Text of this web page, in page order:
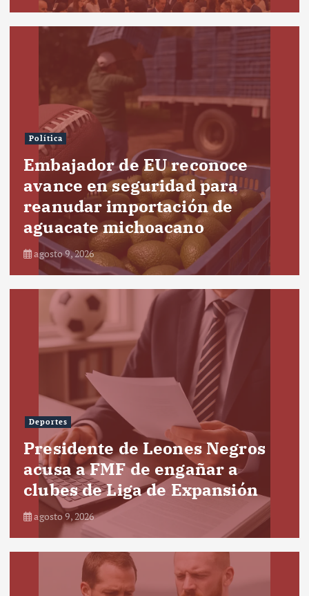
Política
Embajador de EU reconoce
avance en seguridad para
reanudar importación de
aguacate michoacano
agosto 9, 2026
Deportes
Presidente de Leones Negros
acusa a FMF de engañar a
clubes de Liga de Expansión
agosto 9, 2026